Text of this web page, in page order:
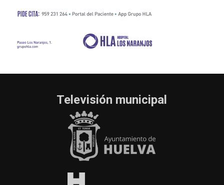
Televisión municipal